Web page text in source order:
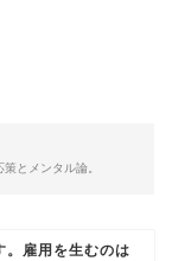
とメンタル論。
。雇用を生むのは